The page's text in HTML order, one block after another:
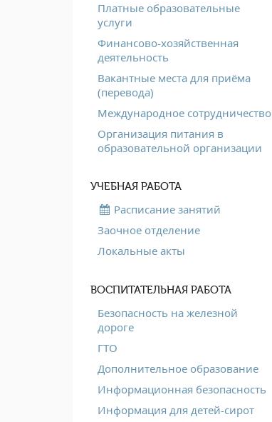
Платные образовательные
услуги
Финансово-хозяйственная
деятельность
Вакантные места для приёма
(перевода)
Международное сотрудничество
Организация питания в
образовательной организации
УЧЕБНАЯ РАБОТА
Расписание занятий
Заочное отделение
Локальные акты
ВОСПИТАТЕЛЬНАЯ РАБОТА
Безопасность на железной
дороге
ГТО
Дополнительное образование
Информационная безопасность
Информация для детей-сирот